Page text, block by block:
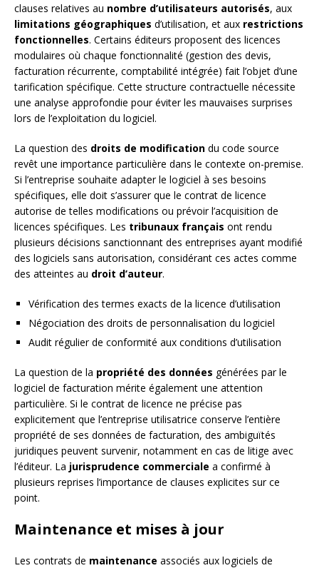
clauses relatives au nombre d’utilisateurs autorisés, aux
limitations géographiques d’utilisation, et aux restrictions
fonctionnelles. Certains éditeurs proposent des licences
modulaires où chaque fonctionnalité (gestion des devis,
facturation récurrente, comptabilité intégrée) fait l’objet d’une
tarification spécifique. Cette structure contractuelle nécessite
une analyse approfondie pour éviter les mauvaises surprises
lors de l’exploitation du logiciel.
La question des droits de modification du code source
revêt une importance particulière dans le contexte on-premise.
Si l’entreprise souhaite adapter le logiciel à ses besoins
spécifiques, elle doit s’assurer que le contrat de licence
autorise de telles modifications ou prévoir l’acquisition de
licences spécifiques. Les tribunaux français ont rendu
plusieurs décisions sanctionnant des entreprises ayant modifié
des logiciels sans autorisation, considérant ces actes comme
des atteintes au droit d’auteur.
Vérification des termes exacts de la licence d’utilisation
Négociation des droits de personnalisation du logiciel
Audit régulier de conformité aux conditions d’utilisation
La question de la propriété des données générées par le
logiciel de facturation mérite également une attention
particulière. Si le contrat de licence ne précise pas
explicitement que l’entreprise utilisatrice conserve l’entière
propriété de ses données de facturation, des ambiguïtés
juridiques peuvent survenir, notamment en cas de litige avec
l’éditeur. La jurisprudence commerciale a confirmé à
plusieurs reprises l’importance de clauses explicites sur ce
point.
Maintenance et mises à jour
Les contrats de maintenance associés aux logiciels de